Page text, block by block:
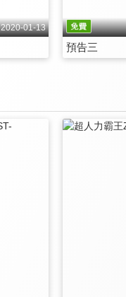
2020-01-13
預告三